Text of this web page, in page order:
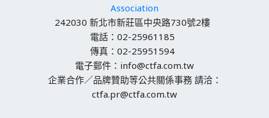
Association
242030 新北市新莊區中央路730號2樓
電話：02-25961185
傳真：02-25951594
電子郵件：info@ctfa.com.tw
企業合作／品牌贊助等公共關係事務 請洽：
ctfa.pr@ctfa.com.tw